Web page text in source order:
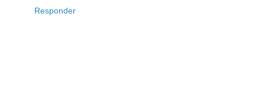
Responder